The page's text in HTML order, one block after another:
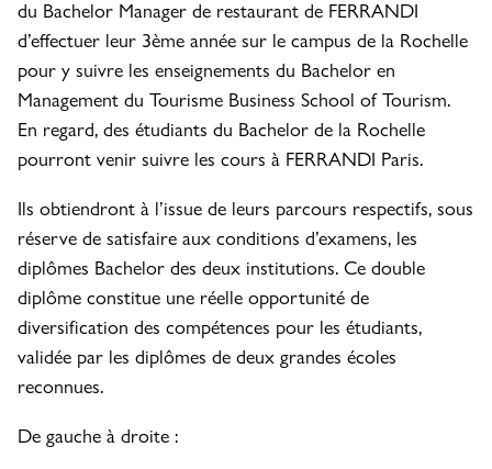
du Bachelor Manager de restaurant de FERRANDI
d’effectuer leur 3ème année sur le campus de la Rochelle
pour y suivre les enseignements du Bachelor en
Management du Tourisme Business School of Tourism.
En regard, des étudiants du Bachelor de la Rochelle
pourront venir suivre les cours à FERRANDI Paris.
Ils obtiendront à l’issue de leurs parcours respectifs, sous
réserve de satisfaire aux conditions d’examens, les
diplômes Bachelor des deux institutions. Ce double
diplôme constitue une réelle opportunité de
diversification des compétences pour les étudiants,
validée par les diplômes de deux grandes écoles
reconnues.
De gauche à droite :